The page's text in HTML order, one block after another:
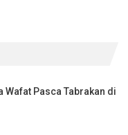
Wafat Pasca Tabrakan di